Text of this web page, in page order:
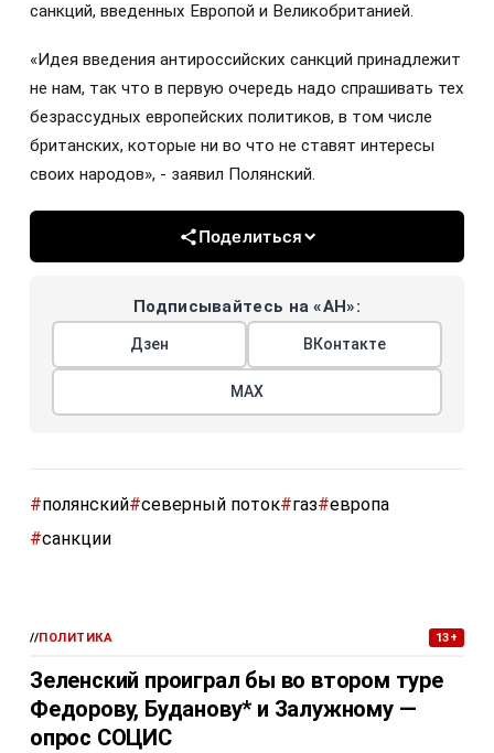
санкций, введенных Европой и Великобританией.
«Идея введения антироссийских санкций принадлежит
не нам, так что в первую очередь надо спрашивать тех
безрассудных европейских политиков, в том числе
британских, которые ни во что не ставят интересы
своих народов», - заявил Полянский.
Поделиться
Подписывайтесь на «АН»:
Дзен ВКонтакте
МАХ
#полянский#северный поток#газ#европа
#санкции
//ПОЛИТИКА 13+
Зеленский проиграл бы во втором туре
Федорову, Буданову* и Залужному —
опрос СОЦИС